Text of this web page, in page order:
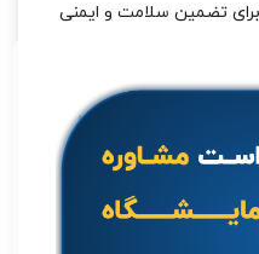
تضمین سلامت و ایمنی
خرید محیط کشت YGC Agar مرک از پویش شیمی
در پویش شیمی رسام البرز، ما محیط کشت YGC Agar مرک را